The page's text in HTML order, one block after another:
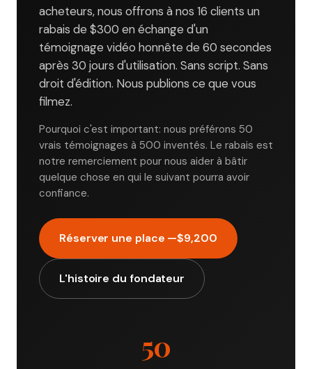
acheteurs, nous offrons à nos 16 clients un
rabais de $300 en échange d'un
témoignage vidéo honnête de 60 secondes
après 30 jours d'utilisation. Sans script. Sans
droit d'édition. Nous publions ce que vous
filmez.
Pourquoi c'est important: nous préférons 50
vrais témoignages à 500 inventés. Le rabais est
notre remerciement pour nous aider à bâtir
quelque chose en qui le suivant pourra avoir
confiance.
Réserver une place —$9,200
L'histoire du fondateur
50